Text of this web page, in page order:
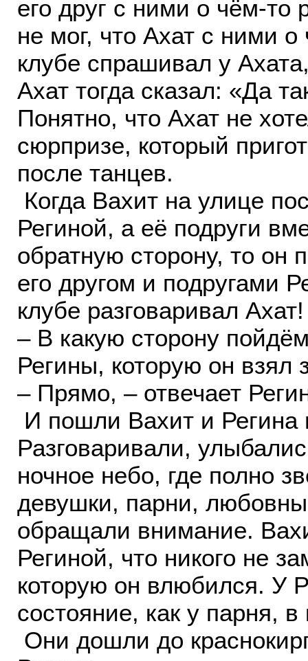
его друг с ними о чём-то
не мог, что Ахат с ними
клубе спрашивал у
Ахат тогда сказал: «Да
Понятно, что Ахат не
сюрпризе, который
после танцев.
Когда Вахит на улице
Региной, а её подруги
обратную сторону, то он
его другом и подругами
клубе разговаривал Ахат!
– В какую сторону
Регины, которую он взял
– Прямо, – отвечает
И пошли Вахит и Регина
Разговаривали,
ночное небо, где полно
девушки, парни,
обращали внимание.
Региной, что никого не
которую он влюбился. У
состояние, как у парня,
Они дошли до